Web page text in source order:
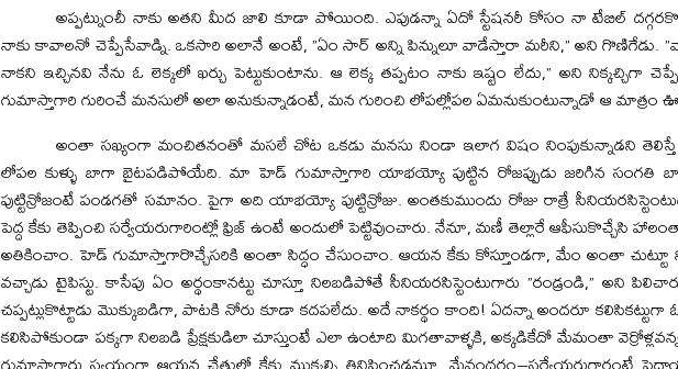
అప్పట్నుంచీ నాకు అతని మీద జాలి కూడా పోయింది. ఎపుడన్నా ఏదో స్టేషనరీ కోసం నా టేబిల్‌
నాకు కావాలనో చెప్పేసేవాడ్ని. ఒకసారి అలానే అంటే, ”ఏం సార్‌ అన్ని పిన్నులూ వాడేస్తారా మరీని,” అని గొణిగేడు.
నాకని ఇచ్చినవి నేను ఓ లెక్కలో ఖర్చు పెట్టుకుంటాను. ఆ లెక్క తప్పటం నాకు ఇష్టం లేదు,” అని
గుమాస్తాగారి గురించే మనసులో అలా అనుకున్నాడంటే, మన గురించి లోపల్లోపల ఏమనుకుంటున్నాడో ఆ
అంతా సఖ్యంగా మంచితనంతో మసలే చోట ఒకడు మనసు నిండా ఇలాగ విషం నింపుకున్నాడని
లోపల కుళ్ళు బాగా బైటపడిపోయేది. మా హెడ్‌ గుమాస్తాగారి యాభయ్యో పుట్టిన రోజప్పుడు జరిగిన సంగతి బా
పుట్టిన్రోజంటే పండగతో సమానం. పైగా అది యాభయ్యో పుట్టిన్రోజు. అంతకుముందు రోజు రాత్రే
పెద్ద కేకు తెప్పించి సర్వేయరుగారింట్లో ఫ్రిజ్‌ ఉంటే అందులో పెట్టివుంచారు. నేనూ, మణీ తెల్లారే ఆఫీసుకొచ్చేసి
అతికించాం. హెడ్‌ గుమాస్తాగారొచ్చేసరికి అంతా సిద్ధం చేసుంచాం. ఆయన కేకు కోస్తూండగా, మేం అంతా చుట్టూ
వచ్చాడు టైపిస్టు. కాసేపు ఏం అర్థంకానట్టు చూస్తూ నిలబడిపోతే సీనియరసిస్టెంటుగారు ”రండ్రండి,” అని
చప్పట్లుకొట్టాడు మొక్కుబడిగా, పాటకి నోరు కూడా కదపలేదు. అదే నాకర్థం కాంది! ఏదన్నా అందరూ కలిసికట్టుగా ఓ
కలిసిపోకుండా పక్కగా నిలబడి ప్రేక్షకుడిలా చూస్తుంటే ఎలా ఉంటాది మిగతావాళ్ళకి, అక్కడికేదో మేమంతా